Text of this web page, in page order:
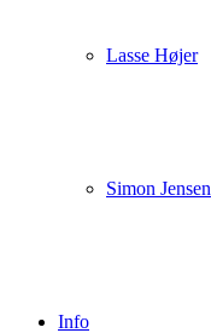
Lasse Højer
Simon Jensen
Info